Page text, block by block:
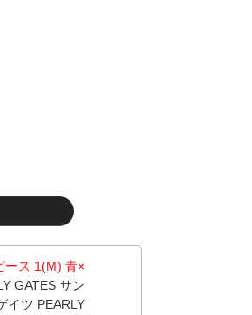
ース 1(M) 青×
GATES サン
イツ PEARLY